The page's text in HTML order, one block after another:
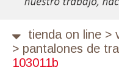
tienda on line >
> pantalones de
103011b